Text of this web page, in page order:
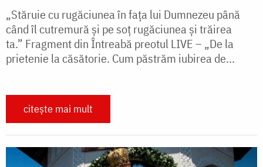
„Stăruie cu rugăciunea în fața lui Dumnezeu până
când îl cutremură și pe soț rugăciunea și trăirea
ta.” Fragment din Întreabă preotul LIVE – „De la
prietenie la căsătorie. Cum păstrăm iubirea de...
citește mai mult